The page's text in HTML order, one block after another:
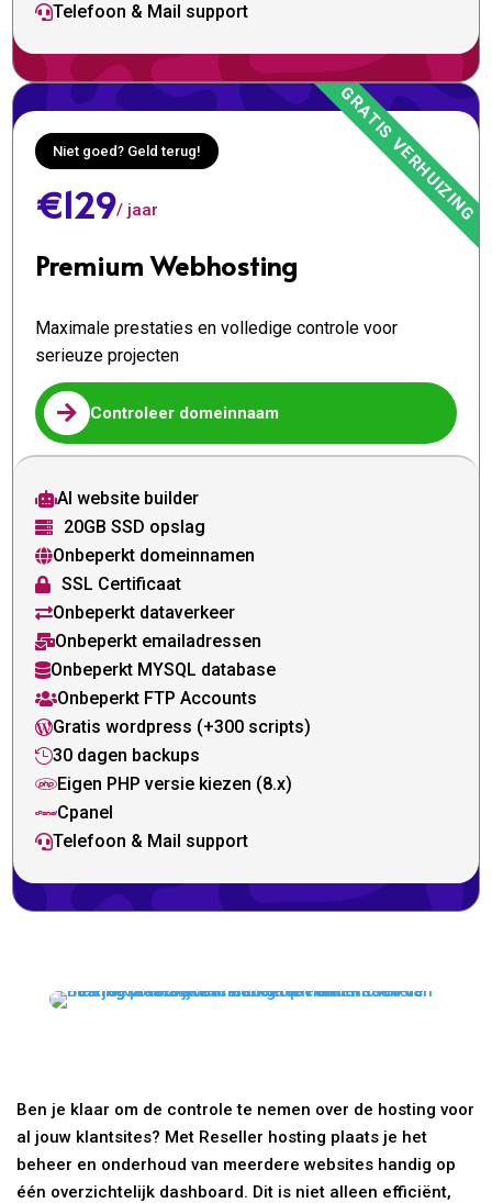
Telefoon & Mail support
Niet goed? Geld terug!
€129/ jaar
Premium Webhosting
Maximale prestaties en volledige controle voor
serieuze projecten
 Controleer domeinnaam
AI website builder
 20GB SSD opslag
Onbeperkt domeinnamen
 SSL Certificaat
Onbeperkt dataverkeer
Onbeperkt emailadressen
Onbeperkt MYSQL database
Onbeperkt FTP Accounts
Gratis wordpress (+300 scripts)
30 dagen backups
Eigen PHP versie kiezen (8.x)
Cpanel
Telefoon & Mail support
Ben je klaar om de controle te nemen over de hosting voor
al jouw klantsites? Met Reseller hosting plaats je het
beheer en onderhoud van meerdere websites handig op
één overzichtelijk dashboard. Dit is niet alleen efficiënt,